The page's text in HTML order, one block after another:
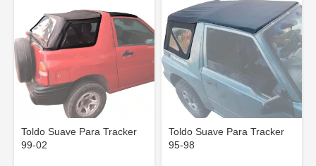
Toldo Suave Para Tracker
99-02
Toldo Suave Para Tracker
95-98